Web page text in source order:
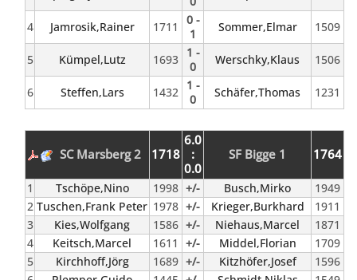
4 Jamrosik,Rainer 1711
0 -
1
Sommer,Elmar 1509
5 Kümpel,Lutz 1693 1 -
0
Werschky,Klaus 1506
6 Steffen,Lars 1432 1 -
0
Schäfer,Thomas 1231
SC Marsberg 2 1718
6.0
:
0.0
SF Bigge 1 1764
1 Tschöpe,Nino 1998 +/- Busch,Mirko
1949
2 Tuschen,Frank Peter 1978 +/- Krieger,Burkhard
1911
3
Kies,Wolfgang 1586 +/- Niehaus,Marcel
1871
4
Keitsch,Marcel 1611 +/- Middel,Florian
1709
5
Kirchhoff,Jörg 1689 +/- Kitzhöfer,Josef
1596